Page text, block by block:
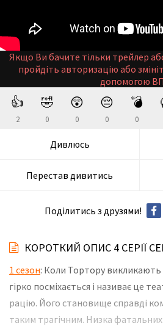
Якщо Ви бачите тільки трейлер
пройдіть авторизацію або
допомогою
👍
2
🤣
0
😲
0
😔
0
💣
0
Дивлюсь
Перестав дивитись
Поділитись з друзями!
КОРОТКИЙ ОПИС 4 СЕРІЇ
1 сезон: Коли Тортору
гірко посміхається і називає це
рацію. Його становище справді
таким трагічним. Низка